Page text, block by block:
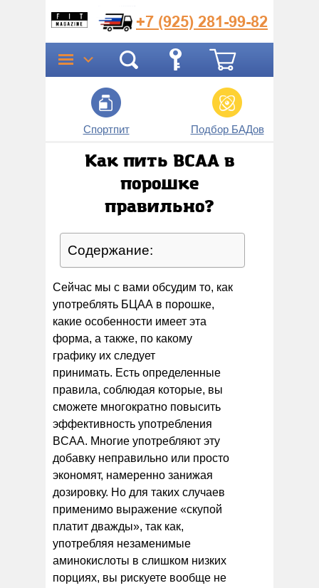
+7 (925) 281-99-82
Спортпит Подбор БАДов
Как пить BCAA в
порошке
правильно?
Содержание:
Сейчас мы с вами обсудим то, как
употреблять БЦАА в порошке,
какие особенности имеет эта
форма, а также, по какому
графику их следует
принимать. Есть определенные
правила, соблюдая которые, вы
сможете многократно повысить
эффективность употребления
BCAA. Многие употребляют эту
добавку неправильно или просто
экономят, намеренно занижая
дозировку. Но для таких случаев
применимо выражение «скупой
платит дважды», так как,
употребляя незаменимые
аминокислоты в слишком низких
порциях, вы рискуете вообще не